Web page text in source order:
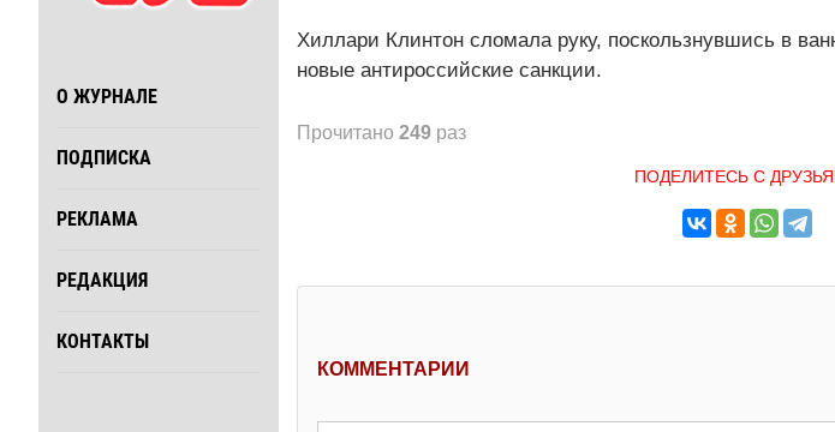
О ЖУРНАЛЕ
ПОДПИСКА
РЕКЛАМА
РЕДАКЦИЯ
КОНТАКТЫ
Хиллари Клинтон сломала руку, поскользнувшись в
новые антироссийские санкции.
Прочитано 249 раз
ПОДЕЛИТЕСЬ С
КОММЕНТАРИИ